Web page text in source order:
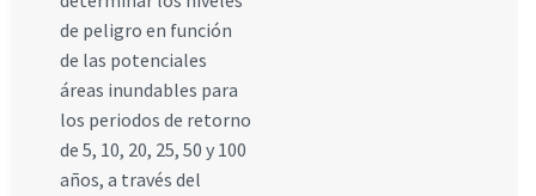
de peligro en función
de las potenciales
áreas inundables para
los periodos de retorno
de 5, 10, 20, 25, 50 y 100
años, a través del